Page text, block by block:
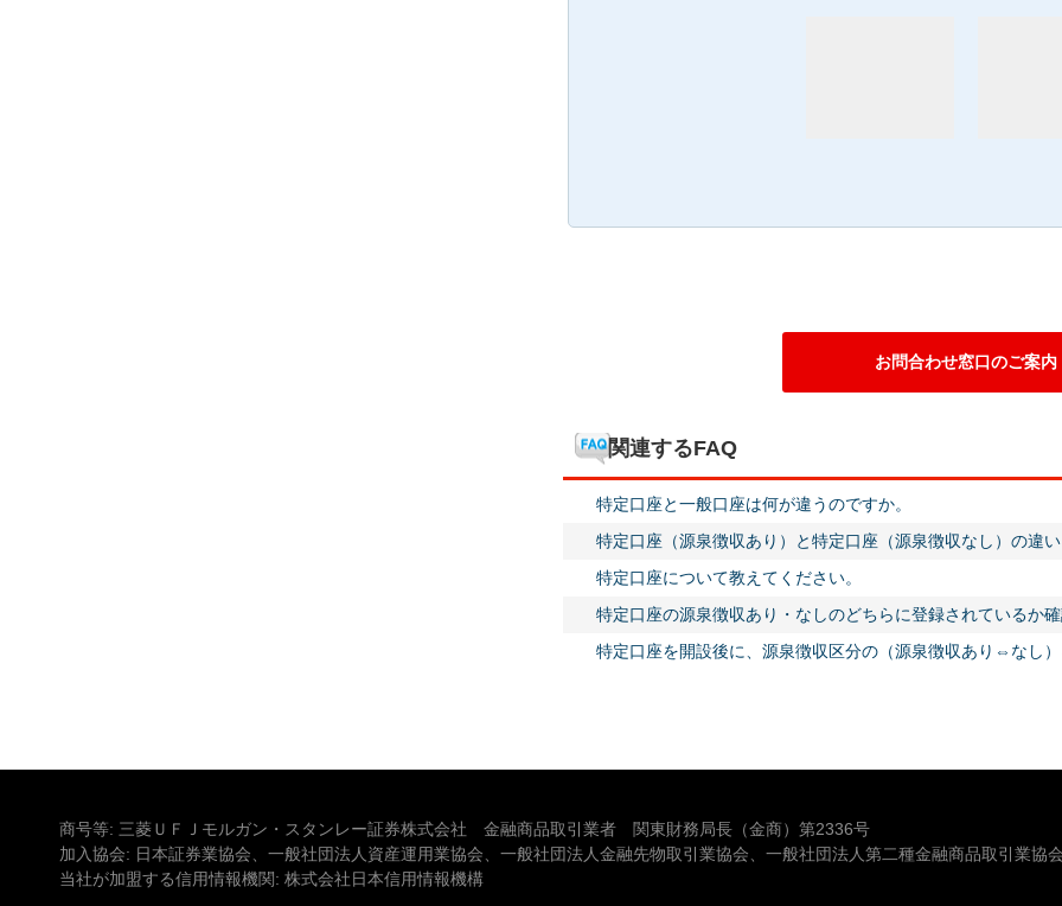
お問合わせ窓口のご案内
関連するFAQ
特定口座と一般口座は何が違うのですか。
特定口座（源泉徴収あり）と特定口座（源泉徴収なし）の違い
特定口座について教えてください。
特定口座の源泉徴収あり・なしのどちらに登録されているか
特定口座を開設後に、源泉徴収区分の（源泉徴収あり⇔なし
商号等: 三菱ＵＦＪモルガン・スタンレー証券株式会社 金融商品取引業者 関東財務局長（金商）第2336号
加入協会: 日本証券業協会、一般社団法人資産運用業協会、一般社団法人金融先物取引業協会、一般社団法人第二種金融商品取引業協
当社が加盟する信用情報機関: 株式会社日本信用情報機構